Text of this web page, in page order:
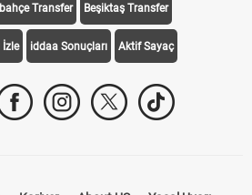
Transfer Beşiktaş Transfer
İzle iddaa Sonuçları Aktif Sayaç